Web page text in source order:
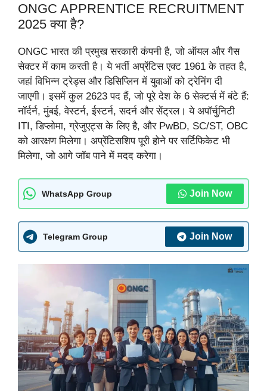
ONGC APPRENTICE RECRUITMENT
2025 क्या है?
ONGC भारत की प्रमुख सरकारी कंपनी है, जो ऑयल और गैस
सेक्टर में काम करती है। ये भर्ती अप्रेंटिस एक्ट 1961 के तहत है,
जहां विभिन्न ट्रेड्स और डिसिप्लिन में युवाओं को ट्रेनिंग दी
जाएगी। इसमें कुल 2623 पद हैं, जो पूरे देश के 6 सेक्टर्स में बंटे हैं:
नॉर्दर्न, मुंबई, वेस्टर्न, ईस्टर्न, सदर्न और सेंट्रल। ये अपॉर्चुनिटी
ITI, डिप्लोमा, ग्रेजुएट्स के लिए है, और PwBD, SC/ST, OBC
को आरक्षण मिलेगा। अप्रेंटिसशिप पूरी होने पर सर्टिफिकेट भी
मिलेगा, जो आगे जॉब पाने में मदद करेगा।
WhatsApp Group Join Now
Telegram Group Join Now